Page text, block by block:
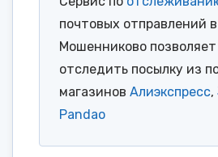
почтовых отправлений
Мошенниково
отследить посылку из
магазинов Алиэкспресс,
Pandao